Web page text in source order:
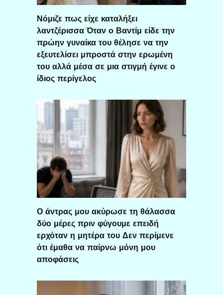
Νόμιζε πως είχε καταλήξει
λαντζέρισσα Όταν ο Βαντίμ είδε την
πρώην γυναίκα του θέλησε να την
εξευτελίσει μπροστά στην ερωμένη
του αλλά μέσα σε μια στιγμή έγινε ο
ίδιος περίγελος
Ο άντρας μου ακύρωσε τη θάλασσα
δύο μέρες πριν φύγουμε επειδή
ερχόταν η μητέρα του Δεν περίμενε
ότι έμαθα να παίρνω μόνη μου
αποφάσεις